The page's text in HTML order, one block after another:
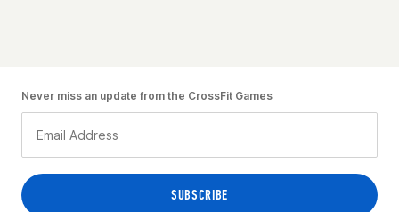
Never miss an update from the CrossFit Games